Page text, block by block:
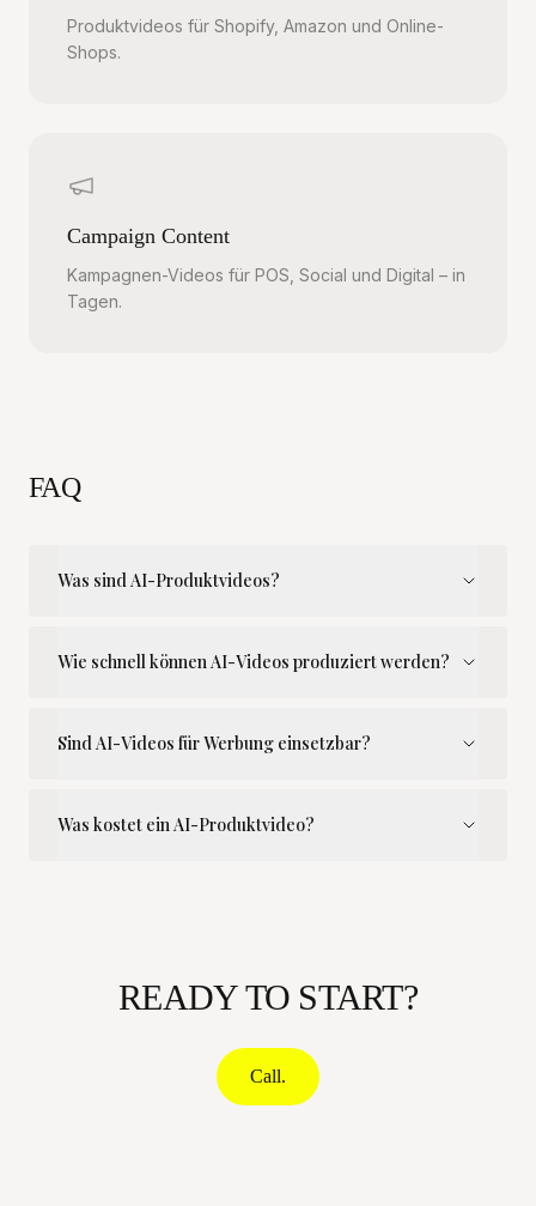
Produktvideos für Shopify, Amazon und Online-
Shops.
Campaign Content
Kampagnen-Videos für POS, Social und Digital – in
Tagen.
FAQ
Was sind AI-Produktvideos?
Wie schnell können AI-Videos produziert werden?
Sind AI-Videos für Werbung einsetzbar?
Was kostet ein AI-Produktvideo?
READY TO START?
Call.